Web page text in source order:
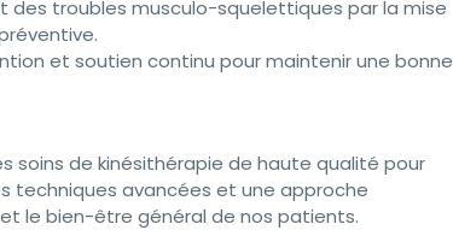
des troubles musculo-squelettiques par la mise
et soutien continu pour maintenir une bonne
soins de kinésithérapie de haute qualité pour
techniques avancées et une approche
le bien-être général de nos patients.